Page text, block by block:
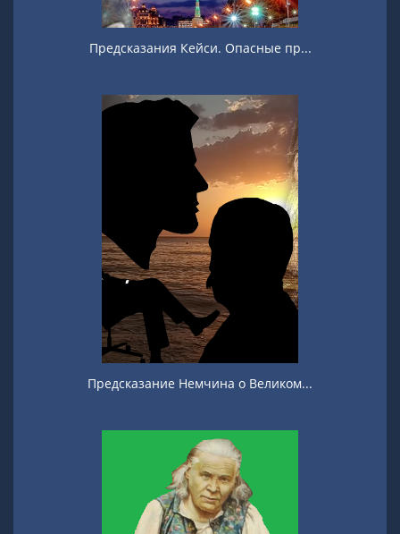
Предсказания Кейси. Опасные пр...
Предсказание Немчина о Великом...